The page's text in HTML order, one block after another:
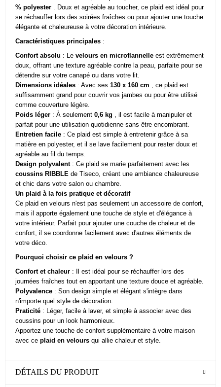
% polyester . Doux et agréable au toucher, ce plaid est idéal pour
se réchauffer lors des soirées fraîches ou pour ajouter une touche
élégante et chaleureuse à votre décoration intérieure.
Caractéristiques principales :
Confort absolu : Le velours en microflannelle est extrêmement
doux, offrant une texture agréable contre la peau, parfaite pour se
détendre sur votre canapé ou dans votre lit.
Dimensions idéales : Avec ses 130 x 160 cm , ce plaid est
suffisamment grand pour couvrir vos jambes ou pour être utilisé
comme couverture légère.
Poids léger : À seulement 0,6 kg , il est facile à manipuler et
parfait pour une utilisation quotidienne sans être encombrant.
Entretien facile : Ce plaid est simple à entretenir grâce à sa
matière en polyester, et il se lave facilement pour rester doux et
agréable au fil du temps.
Design polyvalent: Ce plaid se marie parfaitement avec les
coussins RIBBLE de Tiseco, créant une ambiance chaleureuse
et chic dans votre salon ou chambre.
Un plaid à la fois pratique et décoratif
Ce plaid en velours n'est pas seulement un accessoire de confort,
mais il apporte également une touche de style et d'élégance à
votre intérieur. Parfait pour ajouter une couche de chaleur et de
confort, il se coordonne facilement avec d'autres éléments de
votre déco.
Pourquoi choisir ce plaid en velours ?
Confort et chaleur : Il est idéal pour se réchauffer lors des
journées fraîches tout en apportant une texture douce et agréable.
Polyvalence : Son design simple et élégant s'intègre dans
n'importe quel style de décoration.
Praticité : Léger, facile à laver, et simple à associer avec des
coussins pour un look harmonieux.
Apportez une touche de confort supplémentaire à votre maison
avec ce plaid en velours qui allie chaleur et style.
DÉTAILS DU PRODUIT